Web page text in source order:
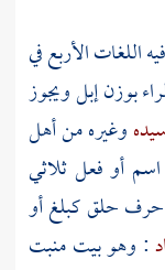
اللغات الأربع في
بوزن إبل ويجوز
وغيره من أهل
أو فعل ثلاثي
حلق كبلغ أو
: وهو بيت منبت